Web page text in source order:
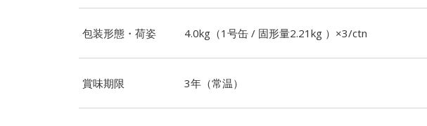
包装形態・荷姿 4.0kg（1号缶 / 固形量2.21kg ）×3/ctn
賞味期限 3年（常温）